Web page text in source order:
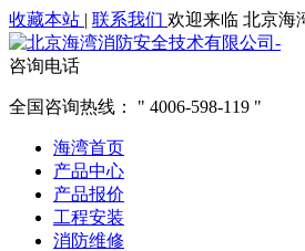
收藏本站 | 联系我们 欢迎来临 北京海
咨询电话
全国咨询热线： 4006-598-119
海湾首页
产品中心
产品报价
工程安装
消防维修